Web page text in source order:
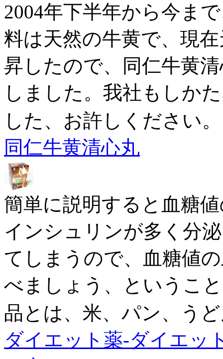
2004年下半年から今ま
料は天然の牛黄で、現
昇したので、同仁牛黄
しました。我社もしか
した、お許しください
同仁牛黄清心丸
簡単に説明すると血糖
インシュリンが多く分
てしまうので、血糖値
べましょう、というこ
品とは、米、パン、う
ダイエット薬-ダイエッ